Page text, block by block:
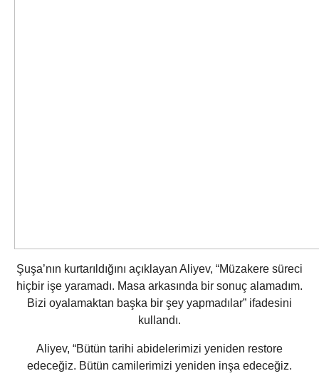
Şuşa’nın kurtarıldığını açıklayan Aliyev, “Müzakere süreci
hiçbir işe yaramadı. Masa arkasında bir sonuç alamadım.
Bizi oyalamaktan başka bir şey yapmadılar” ifadesini
kullandı.
Aliyev, “Bütün tarihi abidelerimizi yeniden restore
edeceğiz. Bütün camilerimizi yeniden inşa edeceğiz.